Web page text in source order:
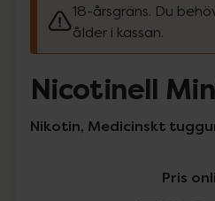
18-årsgräns. Du
ålder i kassan.
Nicotinell
Nikotin, Medicinskt
Pris